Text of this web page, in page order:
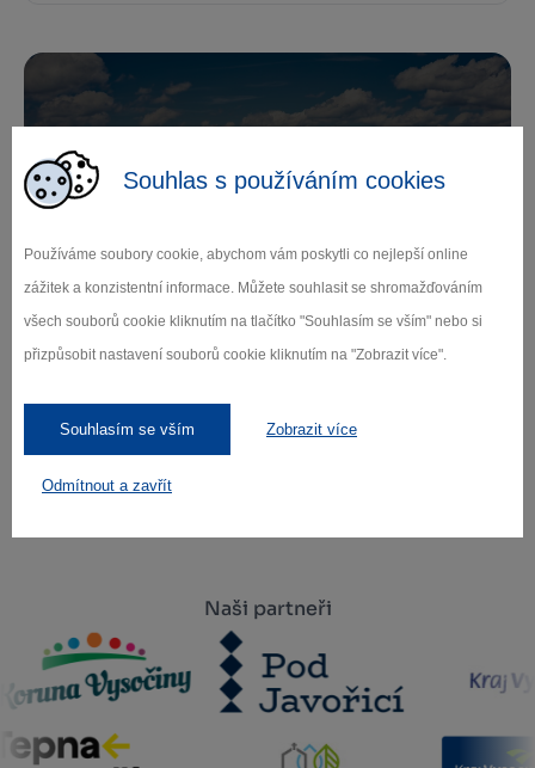
Souhlas s používáním cookies
Používáme soubory cookie, abychom vám poskytli co nejlepší online
zážitek a konzistentní informace. Můžete souhlasit se shromažďováním
všech souborů cookie kliknutím na tlačítko "Souhlasím se vším" nebo si
přizpůsobit nastavení souborů cookie kliknutím na "Zobrazit více".
Souhlasím se vším Zobrazit více
Odmítnout a zavřít
Zamilujte si Vysočinu
o novinkách.
Odebírat
Naši partneři